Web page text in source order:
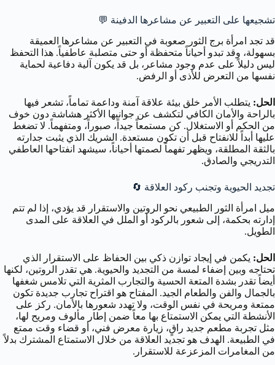
تشجيعها على التعبير عن مشاعرها الدفينة 💬
قد تجد امرأة برج الثور صعوبة في التعبير عن مشاعرها العميقة
بسهولة، وقد تبدو أحياناً متحفظة أو حتى متصلبة عاطفياً. هذا التحفظ
ليس دليلاً على عدم وجود مشاعر، بل قد يكون آلية دفاعية لحماية
نفسها من التعرض للأذى أو الرفض.
الحل: يتطلب الأمر خلق بيئة علاقة آمنة وداعمة تماماً، تشعر فيها
بالراحة والأمان الكافي لتكشف عن جوانبها الأكثر هشاشة دون خوف
من الحكم أو الاستغلال. كن مستمعاً جيداً، صبوراً، ومتفهماً. لا تضغط
عليها أبداً للانفتاح قبل أن تكون مستعدة. الشريك الذي يثبت جدارته
بالثقة المطلقة، ويظهر تفهماً لصمتها أحياناً، سيشهد انفتاحها العاطفي
التدريجي والصادق.
تجديد الحيوية وتجنب ركود العلاقة 🔄
ميل امرأة الثور الطبيعي نحو الروتين والاستقرار قد يؤدي، إذا لم تتم
إدارته بحكمة، إلى شعور بالركود أو الملل في العلاقة على المدى
الطويل.
الحل: يكمن في إيجاد توازن ذكي بين الحفاظ على الاستقرار الذي
تحتاجه وبين إضفاء لمسة من التجديد والحيوية. هي تقدر الروتين، لكنها
أيضاً تقدر بشدة المتعة الحسية والتجارب المثرية التي تلامس شغفها
بالجمال والفن والطعام الجيد. المفتاح هو اقتراح تجارب جديدة تكون
ممتعة ومريحة في نفس الوقت، ولا تهدد شعورها بالأمان. ركز على
الأنشطة التي يمكن الاستمتاع بها معاً ضمن إطار مألوف ومريح لها،
مثل تجربة مطعم جديد راقٍ، زيارة معرض فني، أو قضاء وقت ممتع
في الطبيعة. الهدف هو تجديد العلاقة من خلال الاستمتاع المشترك بدلاً
من المغامرات المزعزعة للاستقرار.